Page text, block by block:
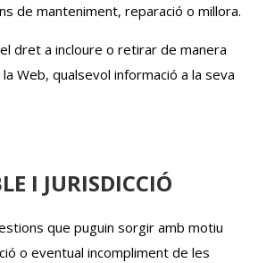
de manteniment, reparació o millora.
dret a incloure o retirar de manera
Web, qualsevol informació a la seva
I JURISDICCIÓ
que puguin sorgir amb motiu
o eventual incompliment de les